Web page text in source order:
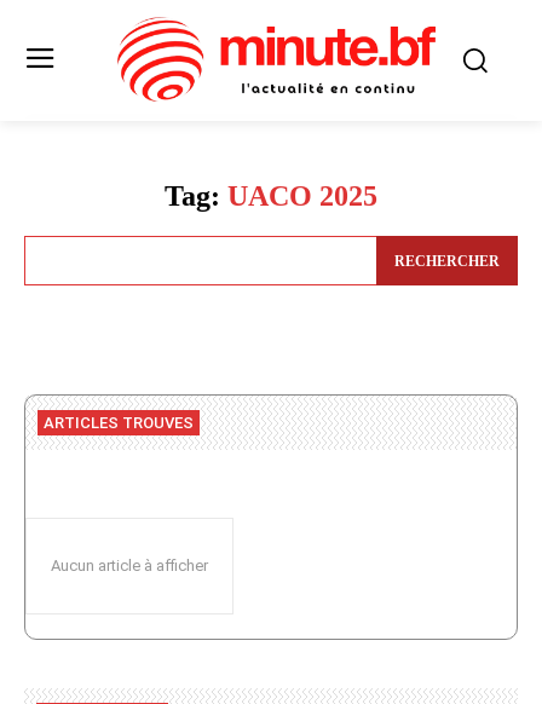
Tag: UACO 2025
RECHERCHER
ARTICLES TROUVES
Aucun article à afficher